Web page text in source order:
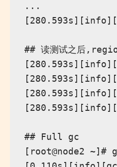
...
## 读测试之后
## Full gc
[root@node2